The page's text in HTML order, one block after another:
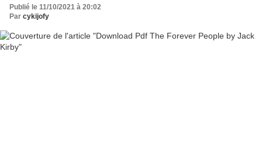
Publié le 11/10/2021 à 20:02
Par cykijofy